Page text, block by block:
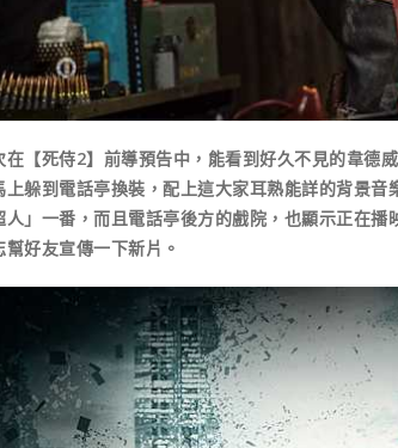
【死侍2】前導預告中，能看到好久不見的韋德
上躲到電話亭換裝，配上這大家耳熟能詳的背景音
人」一番，而且電話亭後方的戲院，也顯示正在播
幫好友宣傳一下新片。